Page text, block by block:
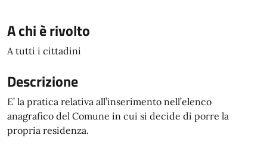
A chi è rivolto
A tutti i cittadini
Descrizione
E’ la pratica relativa all’inserimento nell’elenco
anagrafico del Comune in cui si decide di porre la
propria residenza.